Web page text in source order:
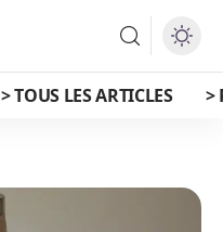
> TOUS LES ARTICLES >